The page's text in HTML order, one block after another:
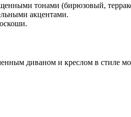
тонами (бирюзовый,
акцентами.
диваном и креслом в стиле